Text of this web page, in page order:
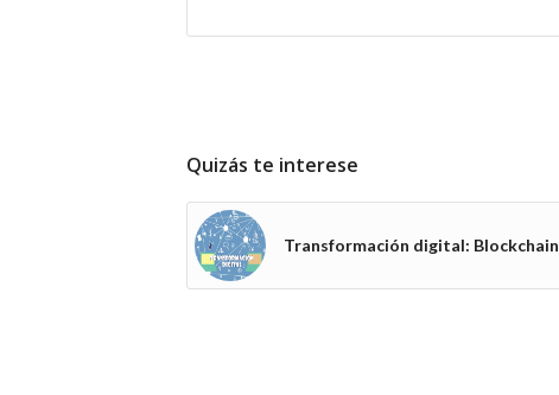
Quizás te interese
Transformación digital: Blockchain